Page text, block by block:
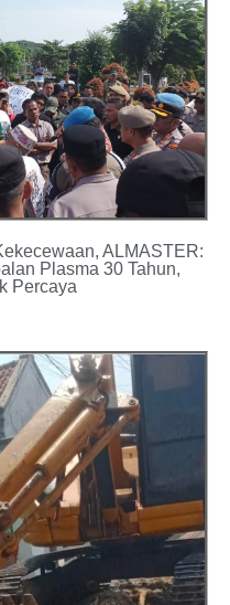
ALMASTER:
Plasma 30 Tahun,
Percaya